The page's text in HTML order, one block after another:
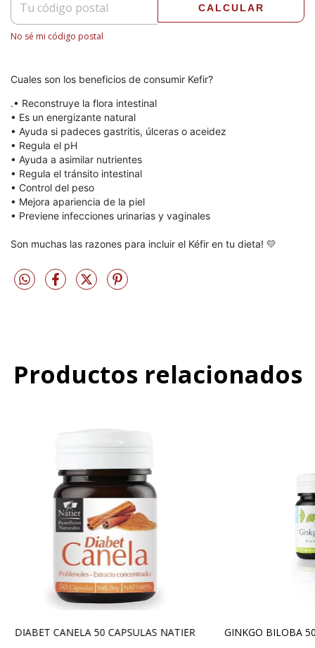
CALCULAR
No sé mi código postal
Cuales son los beneficios de consumir Kefir?
.• Reconstruye la flora intestinal
• Es un energizante natural
• Ayuda si padeces gastritis, úlceras o aceidez
• Regula el pH
• Ayuda a asimilar nutrientes
• Regula el tránsito intestinal
• Control del peso
• Mejora apariencia de la piel
• Previene infecciones urinarias y vaginales
Son muchas las razones para incluir el Kéfir en tu dieta! 💛
Productos relacionados
DIABET CANELA 50 CAPSULAS NATIER GINKGO BILOBA